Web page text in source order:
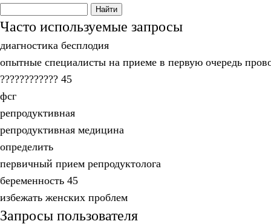
Часто используемые запросы
диагностика бесплодия
опытные специалисты на приеме в первую очередь
???????????? 45
фсг
репродуктивная
репродуктивная медицина
определить
первичный прием репродуктолога
беременность 45
избежать женских проблем
Запросы пользователя